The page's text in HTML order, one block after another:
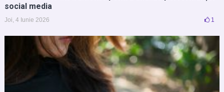
social media
Joi, 4 Iunie 2026 1